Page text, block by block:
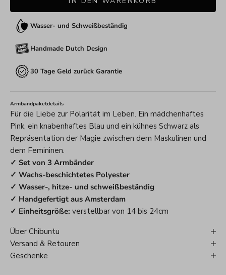
Wasser- und Schweißbeständig
Handmade Dutch Design
30 Tage Geld zurück Garantie
Armbandpaketdetails
Für die Liebe zur Polarität im Leben. Ein mädchenhaftes
Pink, ein knabenhaftes Blau und ein kühnes Schwarz als
Repräsentation der Magie zwischen dem Maskulinen und
dem Femininen.
✓ Set von 3 Armbänder
✓ Wachs-beschichtetes Polyester
✓ Wasser-, hitze- und schweißbeständig
✓ Handgefertigt aus Amsterdam
✓ Einheitsgröße: verstellbar von 14 bis 24cm
Über Chibuntu
Versand & Retouren
Geschenke